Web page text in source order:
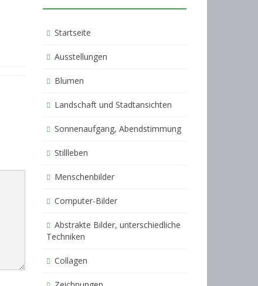
Startseite
Ausstellungen
Blumen
Landschaft und Stadtansichten
Sonnenaufgang, Abendstimmung
Stillleben
Menschenbilder
Computer-Bilder
Abstrakte Bilder, unterschiedliche
Techniken
Collagen